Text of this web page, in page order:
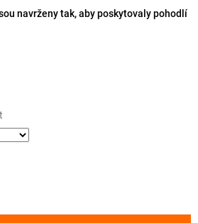
navrženy tak, aby poskytovaly pohodlí